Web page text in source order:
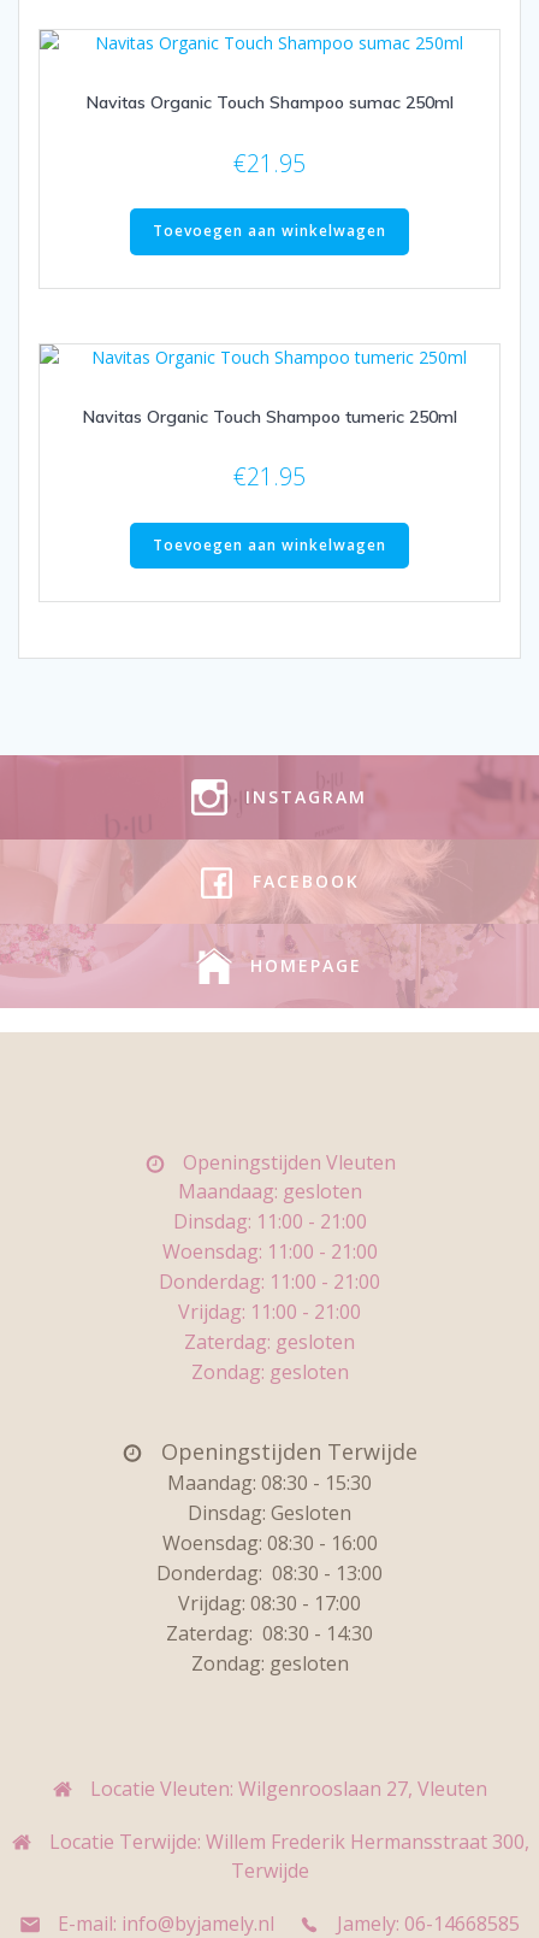
Navitas Organic Touch Shampoo sumac 250ml
€21.95
Toevoegen aan winkelwagen
Navitas Organic Touch Shampoo tumeric 250ml
€21.95
Toevoegen aan winkelwagen
INSTAGRAM
FACEBOOK
HOMEPAGE
Openingstijden Vleuten
Maandaag: gesloten
Dinsdag: 11:00 - 21:00
Woensdag: 11:00 - 21:00
Donderdag: 11:00 - 21:00
Vrijdag: 11:00 - 21:00
Zaterdag: gesloten
Zondag: gesloten
Openingstijden Terwijde
Maandag: 08:30 - 15:30
Dinsdag: Gesloten
Woensdag: 08:30 - 16:00
Donderdag: 08:30 - 13:00
Vrijdag: 08:30 - 17:00
Zaterdag: 08:30 - 14:30
Zondag: gesloten
Locatie Vleuten: Wilgenrooslaan 27, Vleuten
Locatie Terwijde: Willem Frederik Hermansstraat 300,
Terwijde
E-mail: info@byjamely.nl
Jamely: 06-14668585